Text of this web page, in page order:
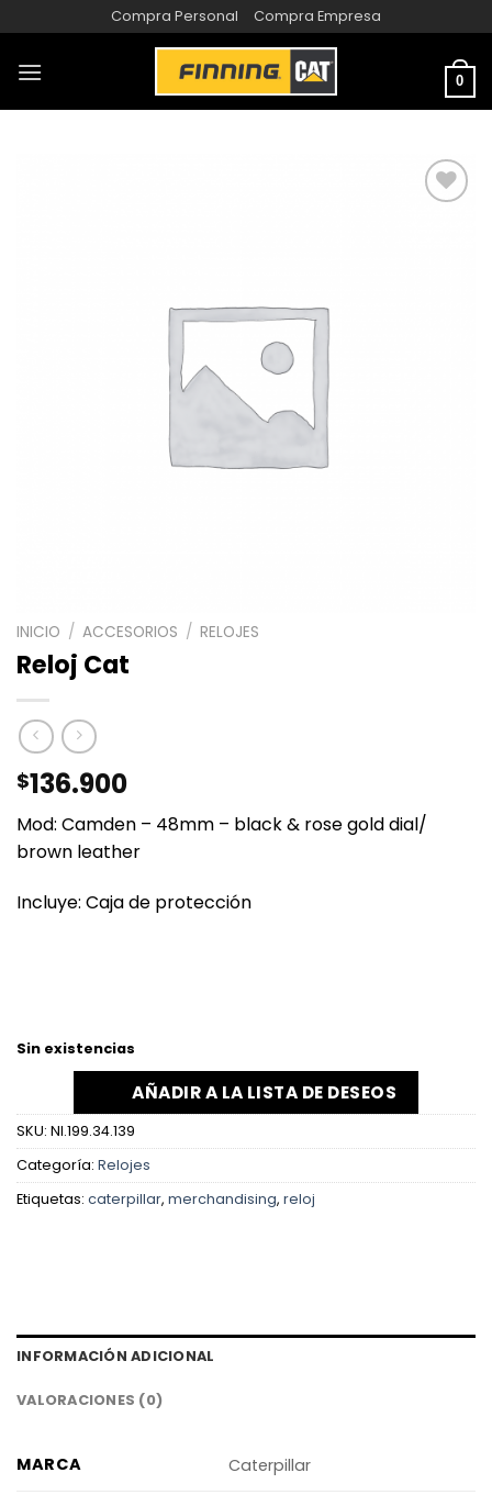
Compra Personal Compra Empresa
0
INICIO / ACCESORIOS / RELOJES
Reloj Cat
$136.900
Mod: Camden – 48mm – black & rose gold dial/
brown leather
Incluye: Caja de protección
Sin existencias
AÑADIR A LA LISTA DE DESEOS
SKU: NI.199.34.139
Categoría: Relojes
Etiquetas: caterpillar, merchandising, reloj
INFORMACIÓN ADICIONAL
VALORACIONES (0)
MARCA Caterpillar